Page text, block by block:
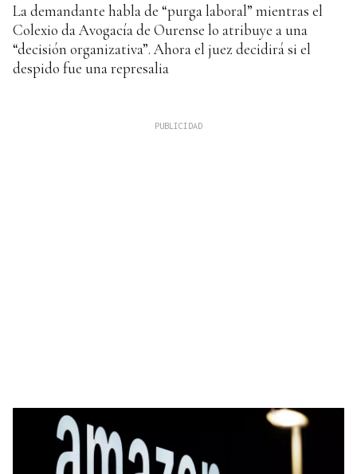
La demandante habla de “purga laboral” mientras el
Colexio da Avogacía de Ourense lo atribuye a una
“decisión organizativa”. Ahora el juez decidirá si el
despido fue una represalia